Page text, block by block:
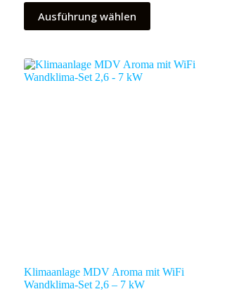
Ausführung wählen
Dieses
Produkt
weist
Varianten
auf.
Die
Klimaanlage MDV Aroma mit WiFi
Wandklima-Set 2,6 – 7 kW